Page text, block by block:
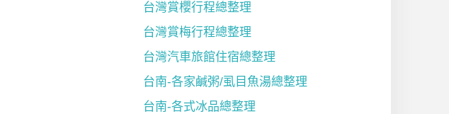
台灣賞櫻行程總整理
台灣賞梅行程總整理
台灣汽車旅館住宿總整理
台南-各家鹹粥/虱目魚湯總整理
台南-各式冰品總整理